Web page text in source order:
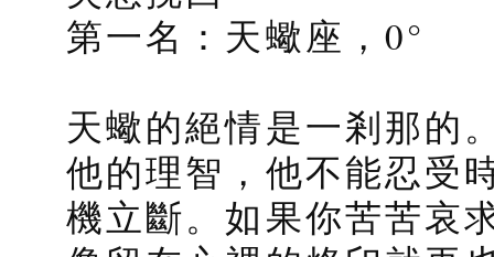
第一名：天蠍座，0°
天蠍的絕情是一剎那的
他的理智，他不能忍受
機立斷。如果你苦苦哀